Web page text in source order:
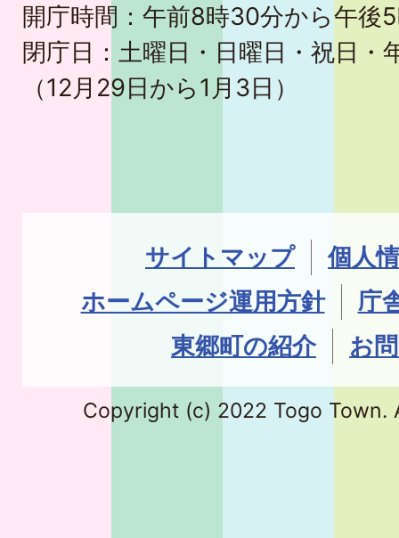
開庁時間：午前8時30分から午後
閉庁日：土曜日・日曜日・祝日・
（12月29日から1月3日）
サイトマップ
個人
ホームページ運用方針
庁
東郷町の紹介
お
Copyright (c) 2022 Togo Town.